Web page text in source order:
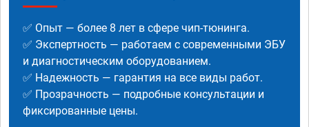
✅ Опыт — более 8 лет в сфере чип-тюнинга.
✅ Экспертность — работаем с современными ЭБУ
и диагностическим оборудованием.
✅ Надежность — гарантия на все виды работ.
✅ Прозрачность — подробные консультации и
фиксированные цены.